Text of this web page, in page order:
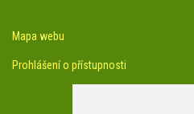
Mapa webu
Prohlášení o přístupnosti